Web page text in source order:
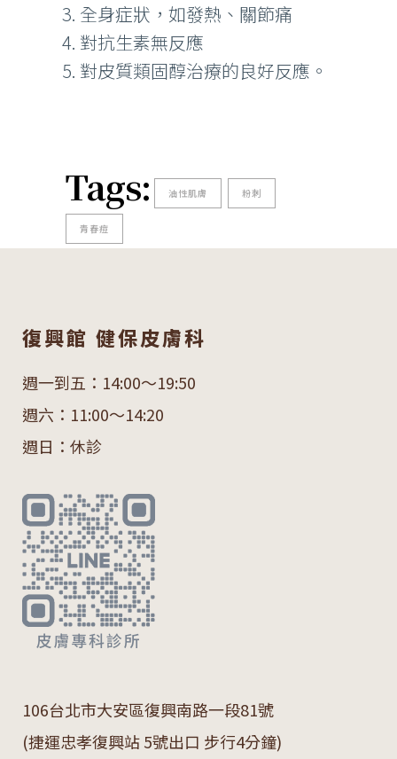
全身症狀，如發熱、關節痛
對抗生素無反應
對皮質類固醇治療的良好反應。
Tags: 油性肌膚 粉刺
青春痘
復興館 健保皮膚科
週一到五：14:00～19:50
週六：11:00～14:20
週日：休診
106台北市大安區復興南路一段81號
(捷運忠孝復興站 5號出口 步行4分鐘)